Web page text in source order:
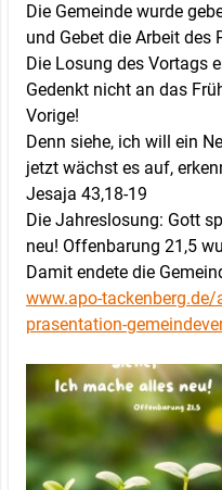
Die Gemeinde wurde
und Gebet die Arbeit des
Die Losung des Vortags
Gedenkt nicht an das
Vorige!
Denn siehe, ich will ein
jetzt wächst es auf,
Jesaja 43,18-19
Die Jahreslosung: Gott
neu! Offenbarung 21,5
Damit endete die
www.apo-
prasentation-